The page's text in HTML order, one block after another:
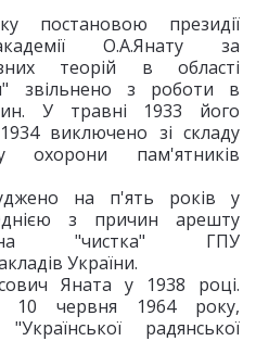
постановою президії
О.А.Янату за
теорій в області
звільнено з роботи в
У травні 1933 його
виключено зі складу
охорони пам'ятників
на п'ять років у
з причин арешту
"чистка" ГПУ
України.
Яната у 1938 році.
10 червня 1964 року,
радянської